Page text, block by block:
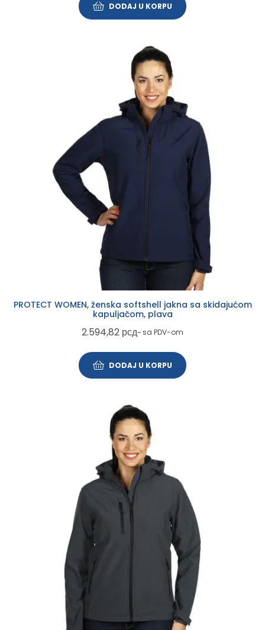
DODAJ U KORPU
PROTECT WOMEN, ženska softshell jakna sa skidajućom
kapuljačom, plava
2.594,82 рсд~ sa PDV-om
DODAJ U KORPU